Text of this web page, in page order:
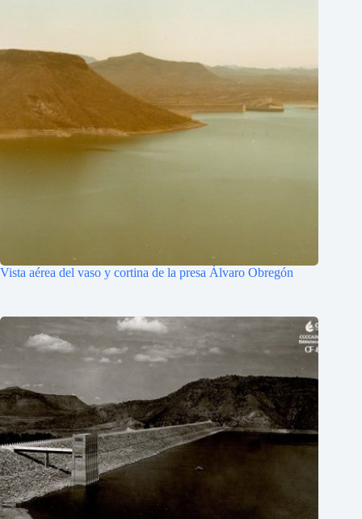
Vista aérea del vaso y cortina de la presa Álvaro Obregón